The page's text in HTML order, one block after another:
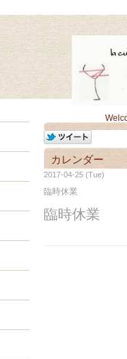
カレンダー
2017-04-25 (Tue)
臨時休業
臨時休業